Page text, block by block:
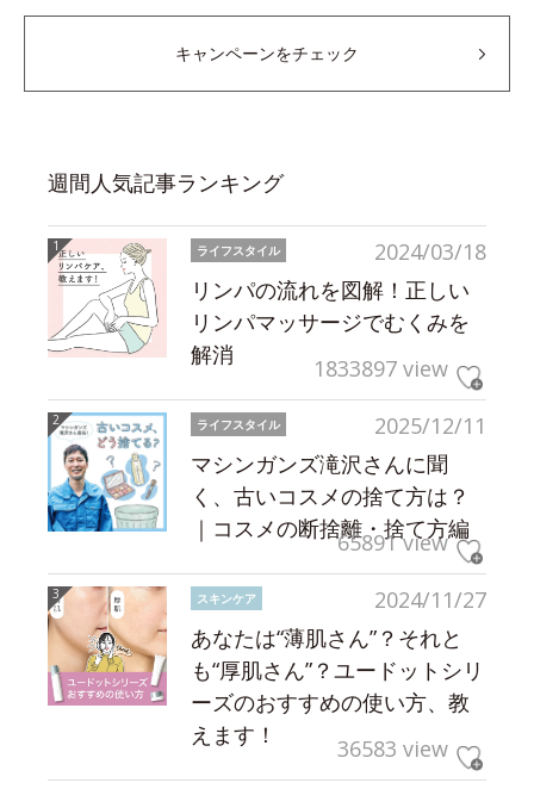
キャンペーンをチェック
週間人気記事ランキング
2024/03/18
ライフスタイル
リンパの流れを図解！正しい
リンパマッサージでむくみを
解消
1833897 view
2025/12/11
ライフスタイル
マシンガンズ滝沢さんに聞
く、古いコスメの捨て方は？
｜コスメの断捨離・捨て方編
65891 view
2024/11/27
スキンケア
あなたは“薄肌さん”？それと
も“厚肌さん”？ユードットシリ
ーズのおすすめの使い方、教
えます！
36583 view